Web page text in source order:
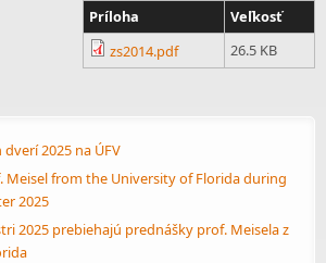
Príloha
Veľkosť
zs2014.pdf
26.5 KB
2025 na ÚFV
Meisel from the University of Florida during
2025
2025 prebiehajú prednášky prof. Meisela z